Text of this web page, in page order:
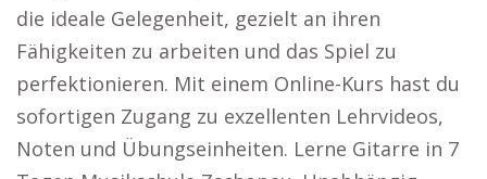
die ideale Gelegenheit, gezielt an ihren
Fähigkeiten zu arbeiten und das Spiel zu
perfektionieren. Mit einem Online-Kurs hast du
sofortigen Zugang zu exzellenten Lehrvideos,
Noten und Übungseinheiten. Lerne Gitarre in 7